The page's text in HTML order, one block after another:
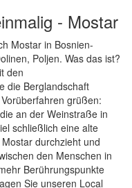
- Mostar
Mostar in Bosnien-
Poljen. Was das ist?
den
die Berglandschaft
grüßen:
an der Weinstraße in
schließlich eine alte
durchzieht und
den Menschen in
Berührungspunkte
Sie unseren Local